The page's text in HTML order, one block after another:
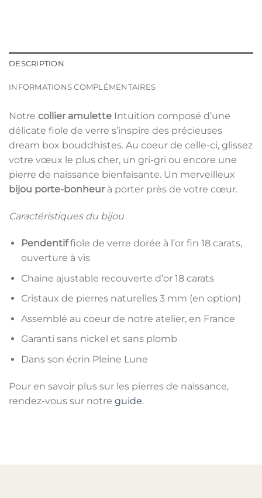
DESCRIPTION
INFORMATIONS COMPLÉMENTAIRES
Notre collier amulette Intuition composé d’une
délicate fiole de verre s’inspire des précieuses
dream box bouddhistes. Au coeur de celle-ci, glissez
votre vœux le plus cher, un gri-gri ou encore une
pierre de naissance bienfaisante. Un merveilleux
bijou porte-bonheurà porter près de votre cœur.
Caractéristiques du bijou
Pendentiffiole de verre dorée à l’or fin 18 carats,
ouverture à vis
Chaine ajustable recouverte d’or 18 carats
Cristaux de pierres naturelles 3 mm (en option)
Assemblé au coeur de notre atelier, en France
Garanti sans nickel et sans plomb
Dans son écrin Pleine Lune
Pour en savoir plus sur les pierres de naissance,
rendez-vous sur notre guide.